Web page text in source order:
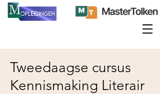
Tweedaagse cursus
Kennismaking Literair